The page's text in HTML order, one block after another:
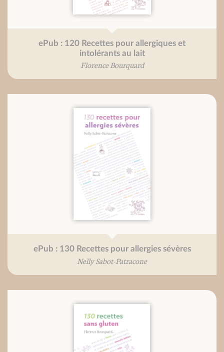
ePub : 120 Recettes pour allergiques et
intolérants au lait
Florence Bourquard
ePub : 130 Recettes pour allergies sévères
Nelly Sabot-Patracone